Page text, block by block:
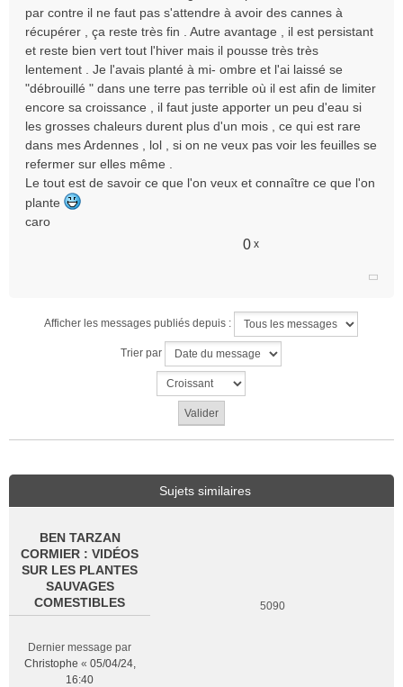
u
par contre il ne faut pas s'attendre à avoir des cannes à
récupérer , ça reste très fin . Autre avantage , il est persistant
et reste bien vert tout l'hiver mais il pousse très très
lentement . Je l'avais planté à mi- ombre et l'ai laissé se
"débrouillé " dans une terre pas terrible où il est afin de limiter
encore sa croissance , il faut juste apporter un peu d'eau si
les grosses chaleurs durent plus d'un mois , ce qui est rare
dans mes Ardennes , lol , si on ne veux pas voir les feuilles se
refermer sur elles même .
Le tout est de savoir ce que l'on veux et connaître ce que l'on
plante
caro
0 x
Afficher les messages publiés depuis :
Trier par
Sujets similaires
BEN TARZAN
CORMIER : VIDÉOS
SUR LES PLANTES
SAUVAGES
COMESTIBLES
Dernier message par
Christophe « 05/04/24,
16:40
5090